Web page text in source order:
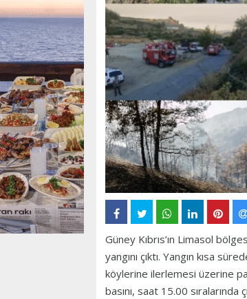
Güney Kıbrıs’ın Limasol
yangını çıktı. Yangın kısa
köylerine ilerlemesi üzerine
basını, saat 15.00